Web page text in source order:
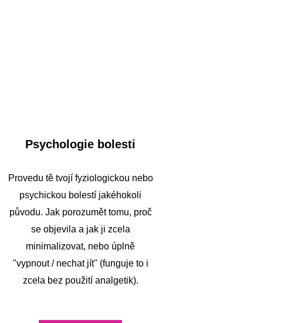
Psychologie bolesti
Provedu tě tvojí fyziologickou nebo
psychickou bolestí jakéhokoli
původu. Jak porozumět tomu, proč
se objevila a jak ji zcela
minimalizovat, nebo úplně
"vypnout / nechat jít" (funguje to i
zcela bez použití analgetik).